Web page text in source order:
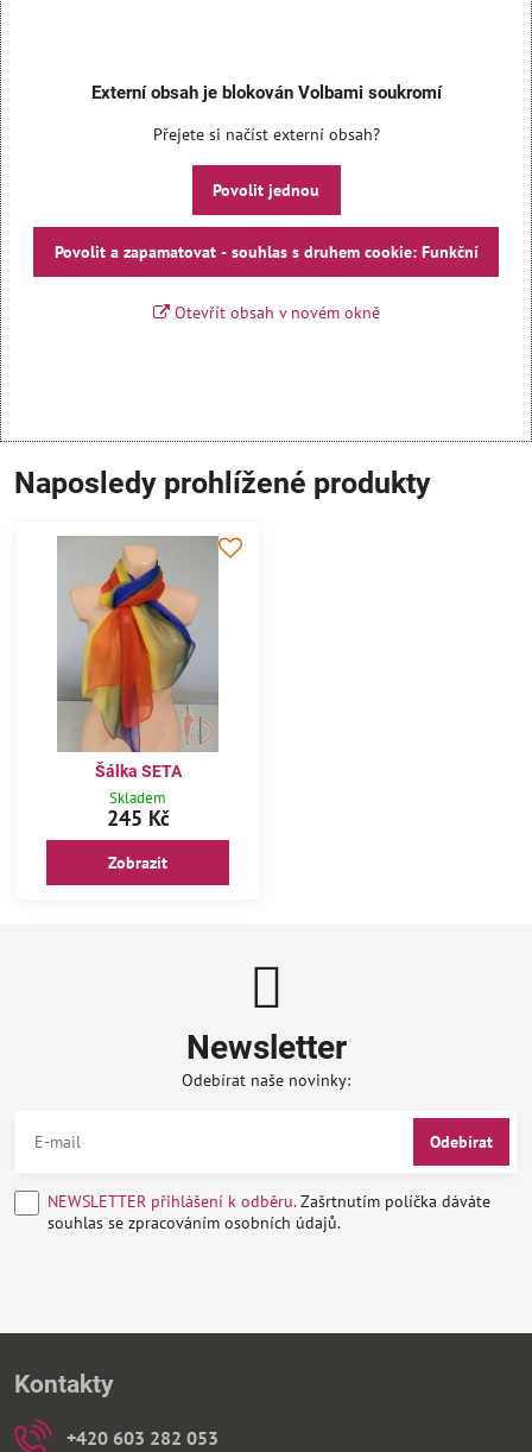
Externí obsah je blokován Volbami soukromí
Přejete si načíst externí obsah?
Povolit jednou
Povolit a zapamatovat - souhlas s druhem cookie: Funkční
Otevřít obsah v novém okně
Naposledy prohlížené produkty
Šálka SETA
Skladem
245 Kč
Zobrazit
Newsletter
Odebírat naše novinky:
Odebírat
NEWSLETTER přihlášení k odběru.Zašrtnutím políčka dáváte
souhlas se zpracováním osobních údajů.
Kontakty
+420 603 282 053